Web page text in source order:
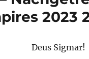
2023
Deus Sigmar!